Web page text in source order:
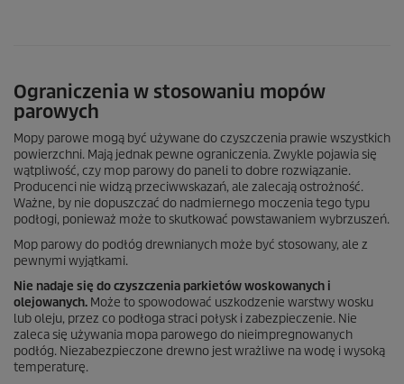
Ograniczenia w stosowaniu mopów
parowych
Mopy parowe mogą być używane do czyszczenia prawie wszystkich
powierzchni. Mają jednak pewne ograniczenia. Zwykle pojawia się
wątpliwość, czy mop parowy do paneli to dobre rozwiązanie.
Producenci nie widzą przeciwwskazań, ale zalecają ostrożność.
Ważne, by nie dopuszczać do nadmiernego moczenia tego typu
podłogi, ponieważ może to skutkować powstawaniem wybrzuszeń.
Mop parowy do podłóg drewnianych może być stosowany, ale z
pewnymi wyjątkami.
Nie nadaje się do czyszczenia parkietów woskowanych i
olejowanych. Może to spowodować uszkodzenie warstwy wosku
lub oleju, przez co podłoga straci połysk i zabezpieczenie. Nie
zaleca się używania mopa parowego do nieimpregnowanych
podłóg. Niezabezpieczone drewno jest wrażliwe na wodę i wysoką
temperaturę.